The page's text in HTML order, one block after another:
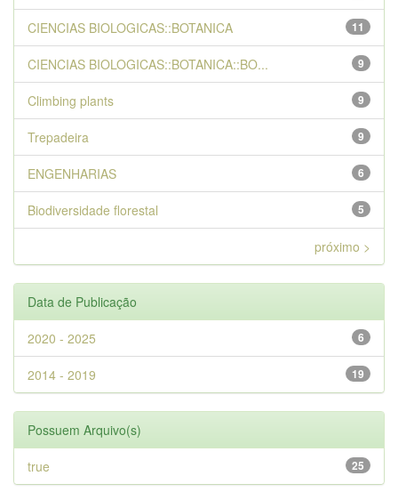
11
CIENCIAS BIOLOGICAS::BOTANICA
9
CIENCIAS BIOLOGICAS::BOTANICA::BO...
9
Climbing plants
9
Trepadeira
6
ENGENHARIAS
5
Biodiversidade florestal
próximo >
Data de Publicação
6
2020 - 2025
19
2014 - 2019
Possuem Arquivo(s)
25
true